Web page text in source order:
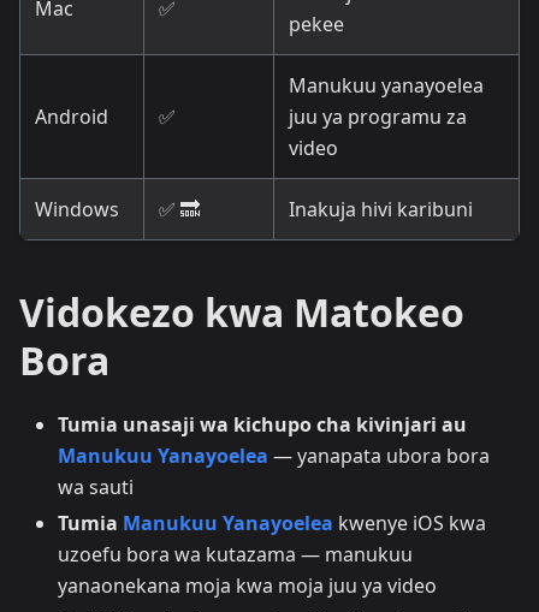
Mac ✅
pekee
Android ✅
Manukuu yanayoelea
juu ya programu za
video
Windows ✅ 🔜 Inakuja hivi karibuni
Vidokezo kwa Matokeo
Bora
Tumia unasaji wa kichupo cha kivinjari au
Manukuu Yanayoelea — yanapata ubora bora
wa sauti
Tumia Manukuu Yanayoelea kwenye iOS kwa
uzoefu bora wa kutazama — manukuu
yanaonekana moja kwa moja juu ya video